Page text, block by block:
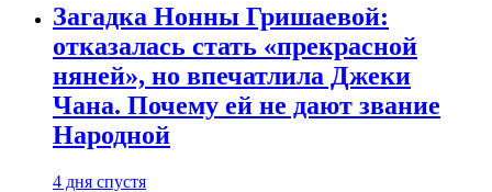
Загадка Нонны Гришаевой:
отказалась стать «прекрасной
няней», но впечатлила Джеки
Чана. Почему ей не дают звание
Народной
4 дня спустя